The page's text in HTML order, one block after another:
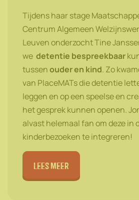
Tijdens haar stage
Centrum Algemeen
Leuven onderzocht Tine
we detentie bespreekbaar
tussenouder en kind. Zo
van PlaceMATs die detentie
leggen en op een speelse en
het gesprek kunnen openen.
alvast helemaal fan om deze in
kinderbezoeken te integreren!
lees meer